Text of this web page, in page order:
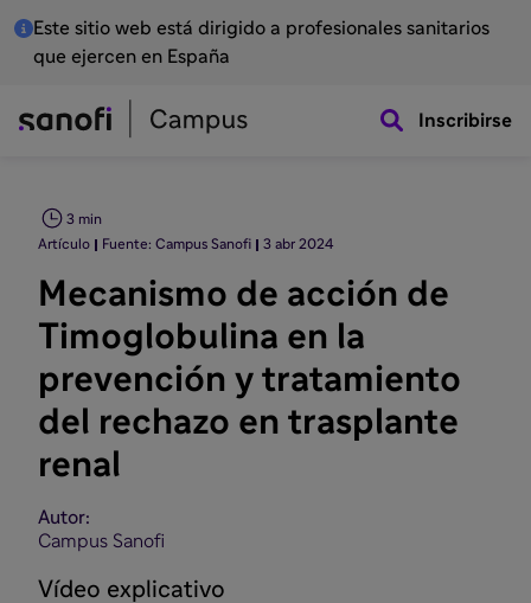
Este sitio web está dirigido a profesionales sanitarios
que ejercen en España
Inscribirse
Artículo Fuente: Campus Sanofi 3 abr 2024
3 min
Mecanismo de acción de
Timoglobulina en la
prevención y tratamiento
del rechazo en trasplante
renal
Autor:
Campus Sanofi
Vídeo explicativo